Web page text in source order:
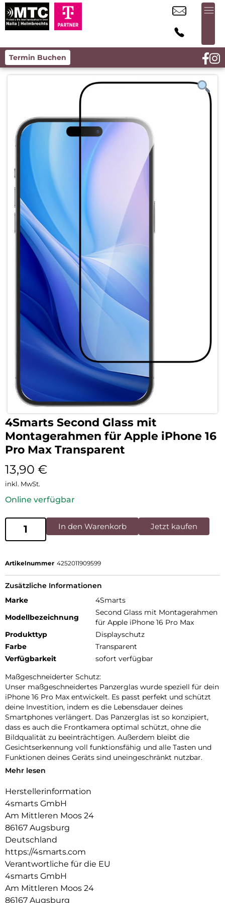
Termin Buchen
4Smarts Second Glass mit
Montagerahmen für Apple iPhone 16
Pro Max Transparent
13,90 €
inkl. MwSt.
Online verfügbar
In den Warenkorb Jetzt kaufen
Artikelnummer 4252011909599
Zusätzliche Informationen
Marke
4Smarts
Modellbezeichnung
Second Glass mit Montagerahmen
für Apple iPhone 16 Pro Max
Produkttyp
Displayschutz
Farbe
Transparent
Verfügbarkeit
sofort verfügbar
Maßgeschneiderter Schutz:
Unser maßgeschneidertes Panzerglas wurde speziell für dein
iPhone 16 Pro Max entwickelt. Es passt perfekt und schützt
deine Investition, indem es die Lebensdauer deines
Smartphones verlängert. Das Panzerglas ist so konzipiert,
dass es auch die Frontkamera optimal schützt, ohne die
Bildqualität zu beeinträchtigen. Außerdem bleibt die
Gesichtserkennung voll funktionsfähig und alle Tasten und
Funktionen deines Geräts sind uneingeschränkt nutzbar.
Einfache Montage:
einfacher zu montieren wie eine Panzerfolie. Mit dem
mitgelieferten Montagerahmen lässt sich das Schutzglas
exakt positionieren und dank des Reinigungssets staubfrei
anbringen. Und wenn es Zeit ist, das Glas auszutauschen, ist
das genauso einfach. Mit unserem Second Glas erhältst du
einen effektiven und benutzerfreundlichen Schutz für das
Display deines Mobilgeräts.
Kristallklare Qualität:
Smartphone, sondern garantiert auch die uneingeschränkte
Mehr lesen
Herstellerinformation
4smarts GmbH
Am Mittleren Moos 24
86167 Augsburg
Deutschland
https://4smarts.com
Verantwortliche für die EU
4smarts GmbH
Am Mittleren Moos 24
86167 Augsburg